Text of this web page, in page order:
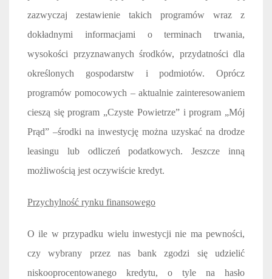
zazwyczaj zestawienie takich programów wraz z
dokładnymi informacjami o terminach trwania,
wysokości przyznawanych środków, przydatności dla
określonych gospodarstw i podmiotów. Oprócz
programów pomocowych – aktualnie zainteresowaniem
cieszą się program „Czyste Powietrze” i program „Mój
Prąd” –środki na inwestycję można uzyskać na drodze
leasingu lub odliczeń podatkowych. Jeszcze inną
możliwością jest oczywiście kredyt.
Przychylność rynku finansowego
O ile w przypadku wielu inwestycji nie ma pewności,
czy wybrany przez nas bank zgodzi się udzielić
niskooprocentowanego kredytu, o tyle na hasło